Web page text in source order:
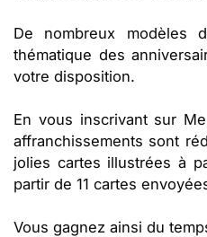
De nombreux modèles
thématique des
votre disposition.
En vous inscrivant sur
affranchissements sont
jolies cartes illustrées à
partir de 11 cartes
Vous gagnez ainsi du